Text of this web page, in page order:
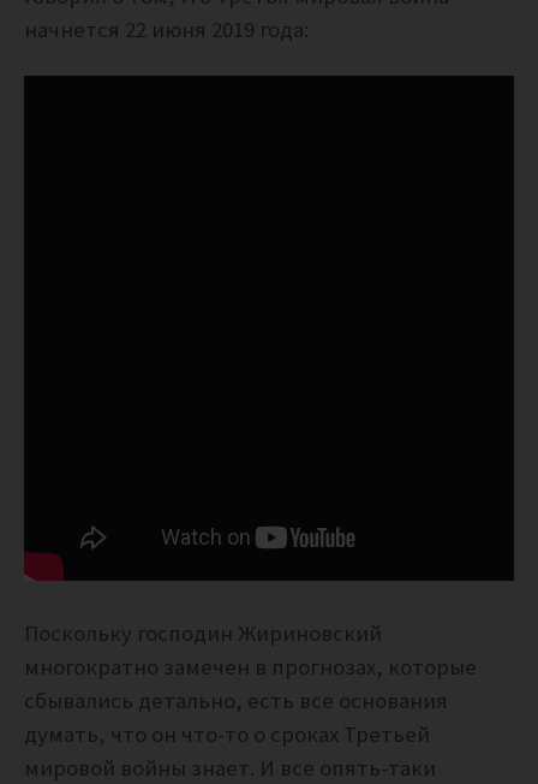
начнется 22 июня 2019 года:
Поскольку господин Жириновский
многократно замечен в прогнозах, которые
сбывались детально, есть все основания
думать, что он что-то о сроках Третьей
мировой войны знает. И все опять-таки